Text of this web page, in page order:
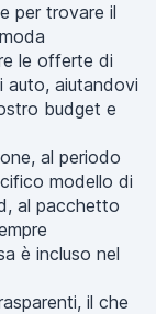
per trovare il
le offerte di
auto, aiutandovi
budget e
al periodo
modello di
al pacchetto
è incluso nel
il che